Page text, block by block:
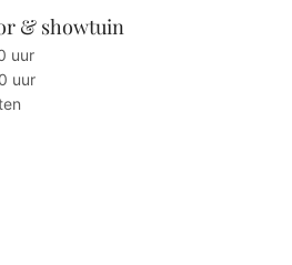
& showtuin
uur
uur